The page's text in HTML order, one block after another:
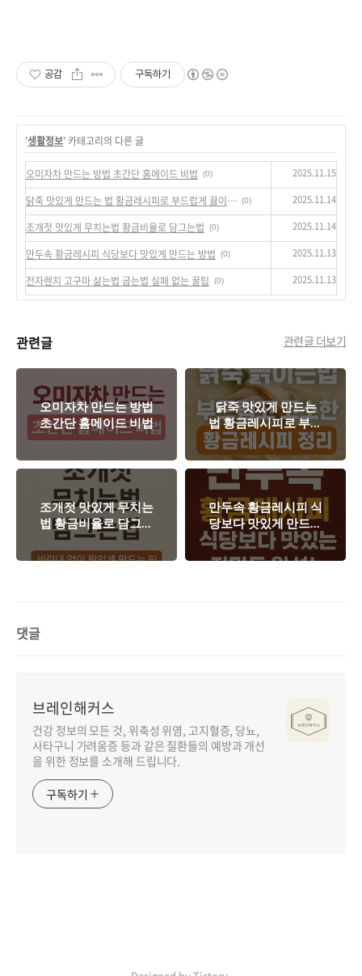
공감 구독하기
'생활정보' 카테고리의 다른 글
오미자차 만드는 방법 초간단 홈메이드 비법 (0) 2025.11.15
닭죽 맛있게 만드는 법 황금레시피로 부드럽게 끓이는법 (0) 2025.11.14
조개젓 맛있게 무치는법 황금비율로 담그는법 (0) 2025.11.14
만두속 황금레시피 식당보다 맛있게 만드는 방법 (0) 2025.11.13
전자렌지 고구마 삶는법 굽는법 실패 없는 꿀팁 (0) 2025.11.13
관련글 관련글 더보기
오미자차 만드는 방법
초간단 홈메이드 비법
닭죽 맛있게 만드는
법 황금레시피로 부드
럽게 끓이는법
조개젓 맛있게 무치는
법 황금비율로 담그는
법
만두속 황금레시피 식
당보다 맛있게 만드는
방법
댓글
브레인해커스
건강 정보의 모든 것, 위축성 위염, 고지혈증, 당뇨,
사타구니 가려움증 등과 같은 질환들의 예방과 개선
을 위한 정보를 소개해 드립니다.
구독하기